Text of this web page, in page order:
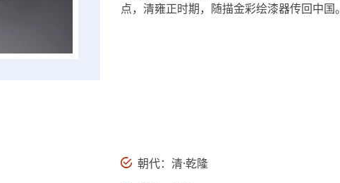
点，清雍正时期，随描金彩绘漆器传回中国。
朝代：清·乾隆